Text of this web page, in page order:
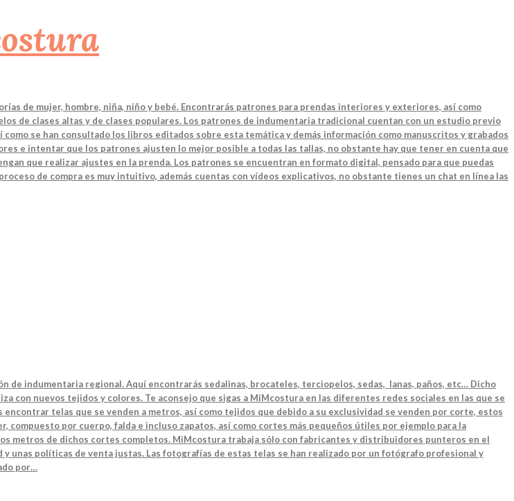
de mujer, hombre, niña, niño y bebé. Encontrarás patrones para prendas interiores y exteriores, así como
de clases altas y de clases populares. Los patrones de indumentaria tradicional cuentan con un estudio previo
se han consultado los libros editados sobre esta temática y demás información como manuscritos y grabados
e intentar que los patrones ajusten lo mejor posible a todas las tallas, no obstante hay que tener en cuenta que
que realizar ajustes en la prenda. Los patrones se encuentran en formato digital, pensado para que puedas
de compra es muy intuitivo, además cuentas con vídeos explicativos, no obstante tienes un chat en línea las
de indumentaria regional. Aquí encontrarás sedalinas, brocateles, terciopelos, sedas, lanas, paños, etc… Dicho
con nuevos tejidos y colores. Te aconsejo que sigas a MiMcostura en las diferentes redes sociales en las que se
telas que se venden a metros, así como tejidos que debido a su exclusividad se venden por corte, estos
por cuerpo, falda e incluso zapatos, así como cortes más pequeños útiles por ejemplo para la
metros de dichos cortes completos. MiMcostura trabaja sólo con fabricantes y distribuidores punteros en el
políticas de venta justas. Las fotografías de estas telas se han realizado por un fotógrafo profesional y
por…